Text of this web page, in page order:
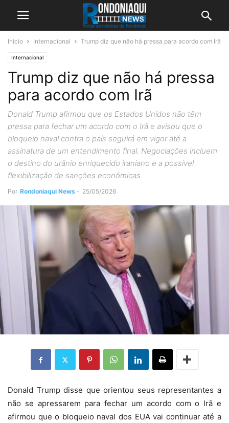
Início Internacional Trump diz que não há pressa para acordo com Irã
Internacional
Trump diz que não há pressa
para acordo com Irã
Donald Trump afirmou que os Estados Unidos não têm
pressa para fechar um acordo com o Irã e avisou que o
bloqueio naval contra o país seguirá em vigor até a
assinatura de um entendimento final. Negociações incluem
o destino do urânio enriquecido iraniano e a possível
flexibilização de sanções econômicas
Por Rondoniaqui News - 25/05/2026
Donald Trump disse que orientou seus representantes a
não se apressarem para fechar um acordo com o Irã e
afirmou que o bloqueio naval dos EUA vai continuar até a